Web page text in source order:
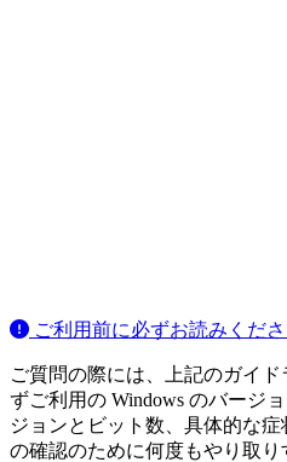
ご利用前に必ずお読みくだ
ご質問の際には、上記のガイ
ずご利用の Windows のバージ
ジョンとビット数、具体的な
の確認のために何度もやり取